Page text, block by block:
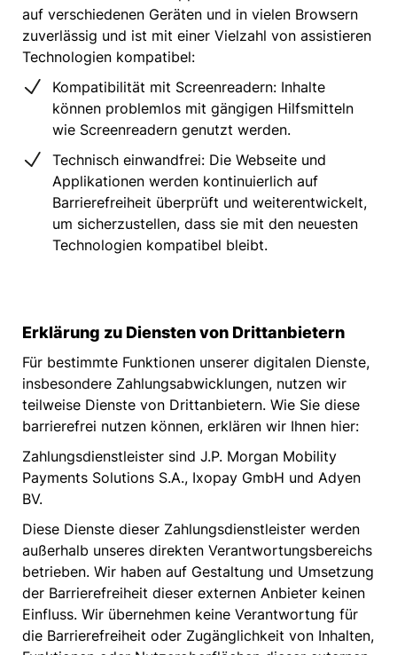
auf verschiedenen Geräten und in vielen Browsern
zuverlässig und ist mit einer Vielzahl von assistieren
Technologien kompatibel:
Kompatibilität mit Screenreadern: Inhalte
können problemlos mit gängigen Hilfsmitteln
wie Screenreadern genutzt werden.
Technisch einwandfrei: Die Webseite und
Applikationen werden kontinuierlich auf
Barrierefreiheit überprüft und weiterentwickelt,
um sicherzustellen, dass sie mit den neuesten
Technologien kompatibel bleibt.
Erklärung zu Diensten von Drittanbietern
Für bestimmte Funktionen unserer digitalen Dienste,
insbesondere Zahlungsabwicklungen, nutzen wir
teilweise Dienste von Drittanbietern. Wie Sie diese
barrierefrei nutzen können, erklären wir Ihnen hier:
Zahlungsdienstleister sind J.P. Morgan Mobility
Payments Solutions S.A., Ixopay GmbH und Adyen
BV.
Diese Dienste dieser Zahlungsdienstleister werden
außerhalb unseres direkten Verantwortungsbereichs
betrieben. Wir haben auf Gestaltung und Umsetzung
der Barrierefreiheit dieser externen Anbieter keinen
Einfluss. Wir übernehmen keine Verantwortung für
die Barrierefreiheit oder Zugänglichkeit von Inhalten,